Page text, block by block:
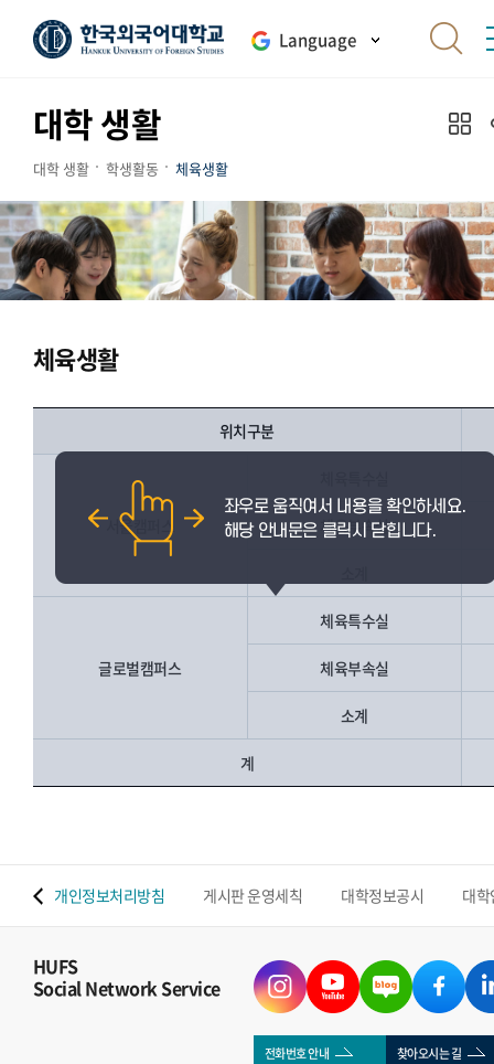
Language
대학 생활
대학 생활 학생활동 체육생활
체육생활
위치구분
서울캠퍼스 체육부속실
글로벌캠퍼스
체육특수실
체육부속실
소계
계
개인정보처리방침 게시판 운영세칙 대학정보공시 대
HUFS
Social Network Service
전화번호 안내 찾아오시는 길